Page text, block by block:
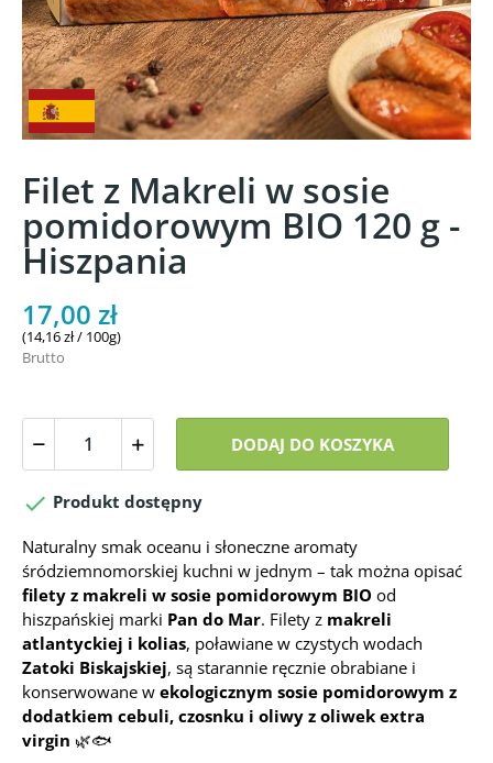
Filet z Makreli w sosie
pomidorowym BIO 120 g -
Hiszpania
17,00 zł
(14,16 zł / 100g)
Brutto
DODAJ DO KOSZYKA
 Produkt dostępny
Naturalny smak oceanu i słoneczne aromaty
śródziemnomorskiej kuchni w jednym – tak można opisać
filety z makreli w sosie pomidorowym BIO od
hiszpańskiej marki Pan do Mar. Filety z makreli
atlantyckiej i kolias, poławiane w czystych wodach
Zatoki Biskajskiej, są starannie ręcznie obrabiane i
konserwowane w ekologicznym sosie pomidorowym z
dodatkiem cebuli, czosnku i oliwy z oliwek extra
virgin 🌿🐟